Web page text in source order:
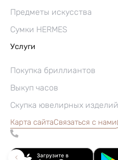
Предметы искусства
Сумки HERMES
Услуги
Покупка бриллиантов
Выкуп часов
Скупка ювелирных изделий
Карта сайтаСвязаться с нами